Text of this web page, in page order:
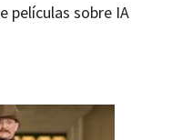
películas sobre IA